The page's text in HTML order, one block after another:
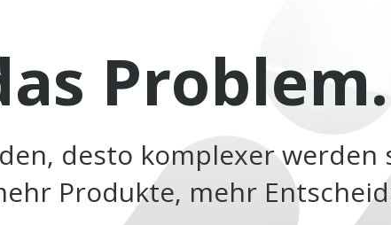
Problem.
desto komplexer werden
Produkte, mehr